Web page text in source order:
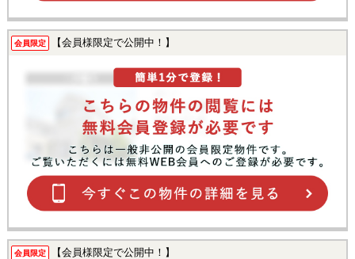
会員限定 【会員様限定で公開中！】
会員限定 【会員様限定で公開中！】